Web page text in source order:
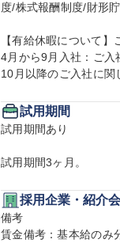
度/株式報酬制度/財形
【有給休暇について】
4月から9月入社：ご入
10月以降のご入社に関
試用期間
試用期間あり
試用期間3ヶ月。
採用企業・紹介
備考
賃金備考：基本給のみ